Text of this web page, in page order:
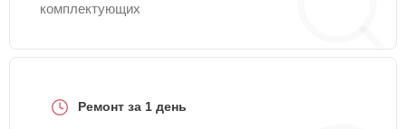
комплектующих
Ремонт за 1 день